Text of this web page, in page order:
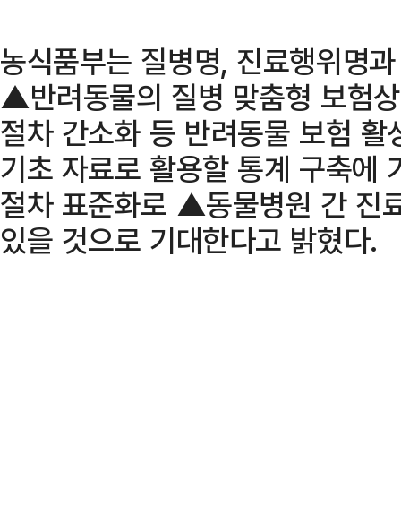
농식품부는 질병명, 진료행위명
▲반려동물의 질병 맞춤형 보험
절차 간소화 등 반려동물 보험
기초 자료로 활용할 통계 구축에
절차 표준화로 ▲동물병원 간 진
있을 것으로 기대한다고 밝혔다.